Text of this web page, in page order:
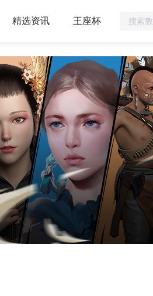
精选资讯 王座杯